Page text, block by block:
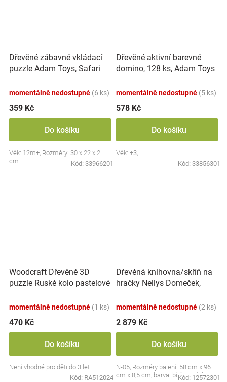
Dřevěné zábavné vkládací
puzzle Adam Toys, Safari
momentálně nedostupné (6 ks)
359 Kč
Do košíku
Věk: 12m+, Rozměry: 30 x 22 x 2
cm
Kód: 33966201
Dřevěné aktivní barevné
domino, 128 ks, Adam Toys
momentálně nedostupné (5 ks)
578 Kč
Do košíku
Věk: +3,
Kód: 33856301
Woodcraft Dřevěné 3D
puzzle Ruské kolo pastelové
momentálně nedostupné (1 ks)
470 Kč
Do košíku
Není vhodné pro děti do 3 let
Kód: RA512024
Dřevěná knihovna/skříň na
hračky Nellys Domeček,
momentálně nedostupné (2 ks)
2 879 Kč
Do košíku
N-05, Rozměry balení: 58 cm x 96
cm x 8,5 cm, barva: bílá, modrá
Kód: 12572301